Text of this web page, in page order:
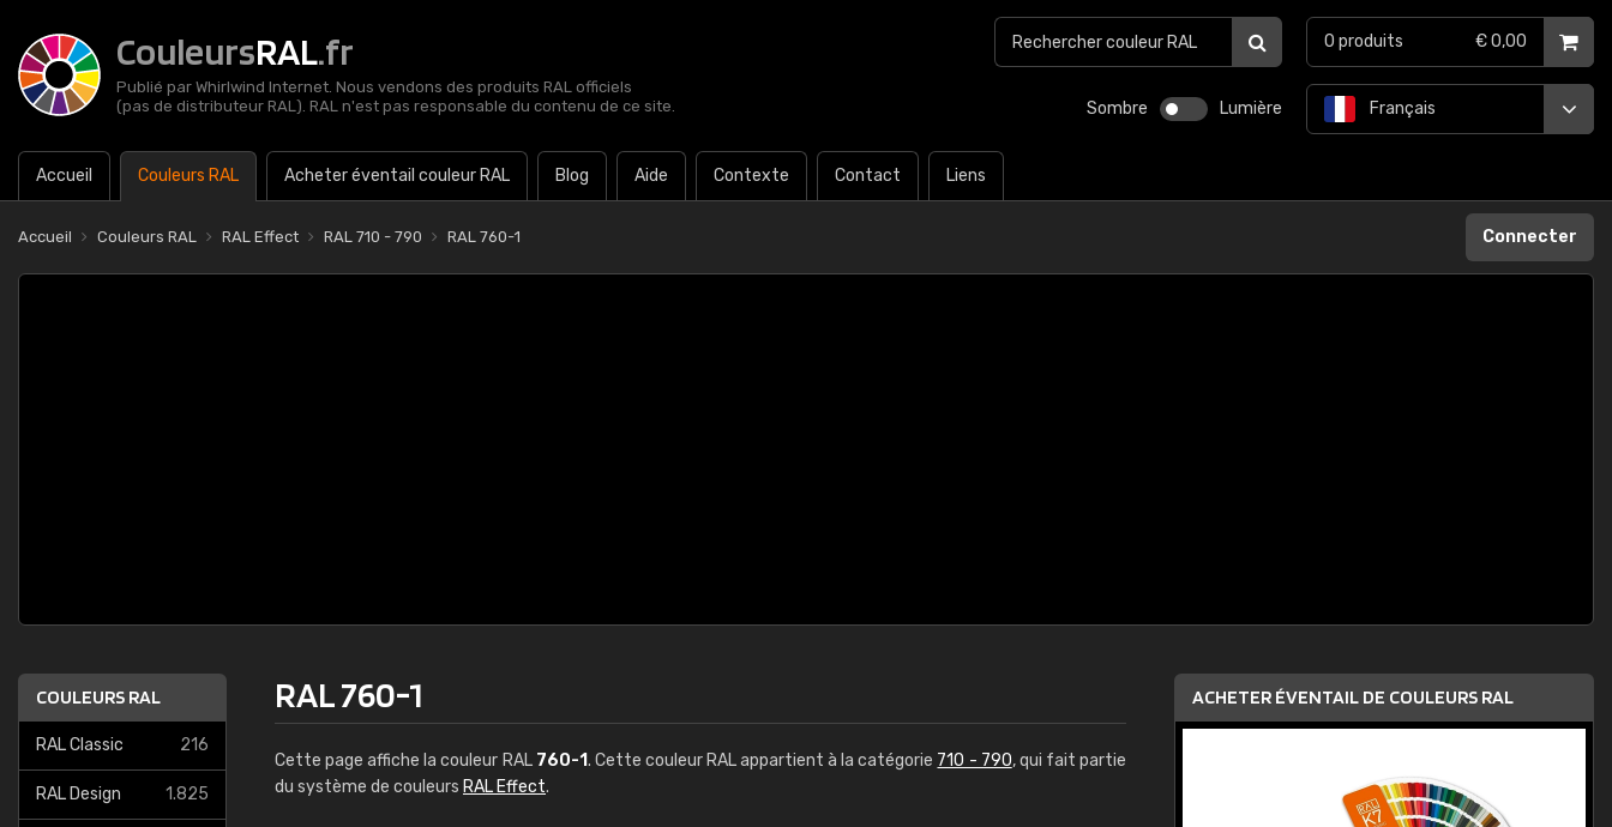
CouleursRAL.fr
Publié par Whirlwind Internet. Nous vendons des produits RAL officiels
(pas de distributeur RAL). RAL n'est pas responsable du contenu de ce site.
Sombre Lumière
Accueil Couleurs RAL Acheter éventail couleur RAL Blog Aide Contexte Contact Liens
Français
0 produits € 0,00
Accueil Couleurs RAL RAL Effect RAL 710 - 790 RAL 760-1 Connecter
COULEURS RAL
RAL Classic 216
RAL Design 1.825
RAL 760-1
Cette page affiche la couleur RAL 760-1. Cette couleur RAL appartient à la catégorie 710 - 790, qui fait partie
du système de couleurs RAL Effect.
ACHETER ÉVENTAIL DE COULEURS RAL